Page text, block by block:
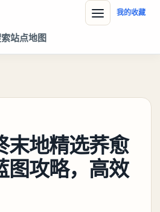
站点地图
我的收藏
末地精选荞愈
图攻略，高效